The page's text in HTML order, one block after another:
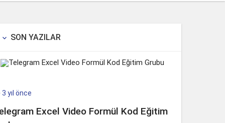
 SON YAZILAR
3 yıl önce
Excel Video Formül Kod Eğitim